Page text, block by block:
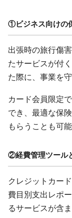
①ビジネス向けの
出張時の旅行傷
たサービスが付
た際に、事業を
カード会員限定
でき、最適な保
もらうことも可能
②経費管理ツール
クレジットカー
費目別支出レポ
るサービスが含